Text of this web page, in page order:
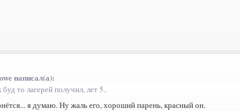
написал(а):
буд то лагерей получил, лет 5..
я думаю. Ну жаль его, хороший парень, красный он.